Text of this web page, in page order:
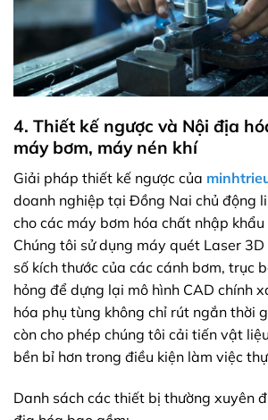
4. Thiết kế ngược và Nội địa
máy bơm, máy nén khí
Giải pháp thiết kế ngược của
doanh nghiệp tại Đồng Nai chủ động
cho các máy bơm hóa chất nhập
Chúng tôi sử dụng máy quét Laser
số kích thước của các cánh bơm, trục
hỏng để dựng lại mô hình CAD chính
hóa phụ tùng không chỉ rút ngắn thời
còn cho phép chúng tôi cải tiến vật
bền bỉ hơn trong điều kiện làm việc
Danh sách các thiết bị thường xuyên